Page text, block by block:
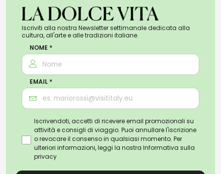
Iscriviti alla nostra Newsletter settimanale dedicata alla
cultura, all'arte e alle tradizioni italiane.
NOME *
EMAIL *
Iscrivendoti, accetti di ricevere email promozionali su
attività e consigli di viaggio. Puoi annullare l'iscrizione
o revocare il consenso in qualsiasi momento. Per
ulteriori informazioni, leggi la nostra Informativa sulla
privacy